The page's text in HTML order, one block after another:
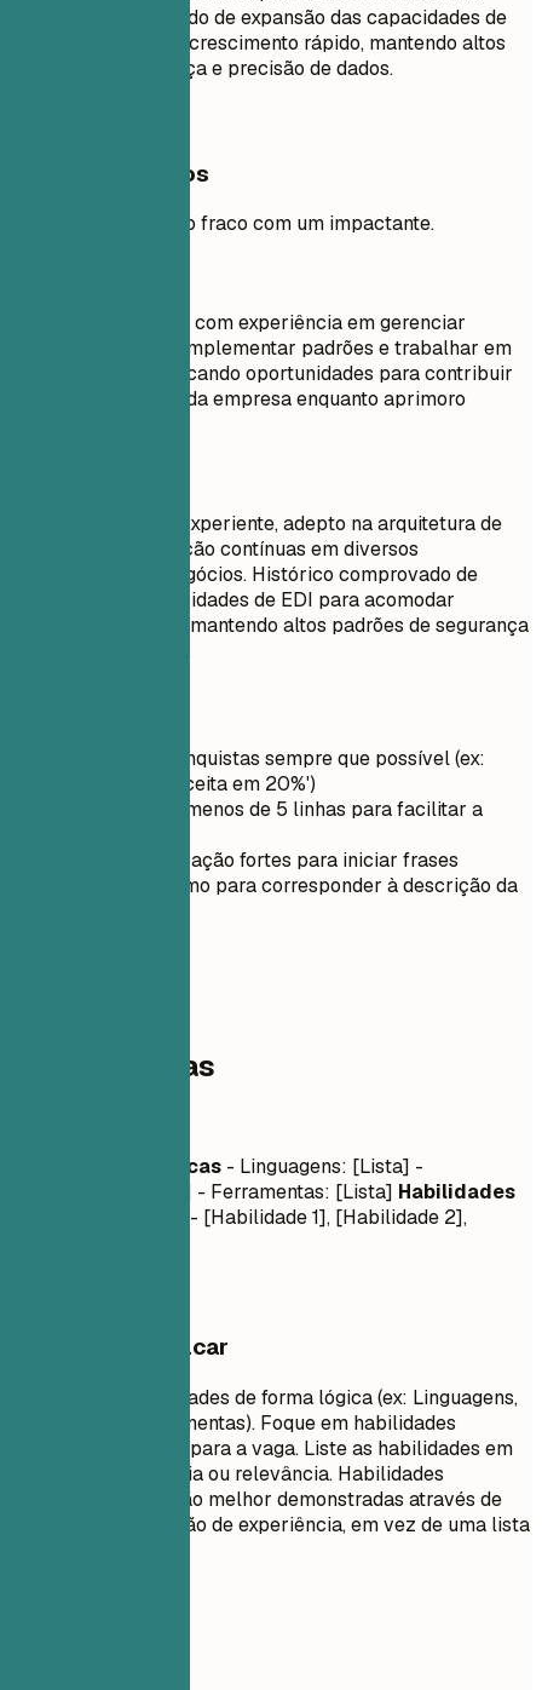
Histórico comprovado de expansão das capacidades de
EDI para acomodar crescimento rápido, mantendo altos
padrões de segurança e precisão de dados.
Exemplos práticos
Compare um resumo fraco com um impactante.
Especialista em EDI com experiência em gerenciar
transações de EDI, implementar padrões e trabalhar em
vários projetos. Buscando oportunidades para contribuir
para o crescimento da empresa enquanto aprimoro
Um Mestre de EDI Experiente, adepto na arquitetura de
soluções de integração contínuas em diversos
ecossistemas de negócios. Histórico comprovado de
expansão das capacidades de EDI para acomodar
crescimento rápido, mantendo altos padrões de segurança
e precisão de dados.
Quantifique conquistas sempre que possível (ex:
'Aumentei a receita em 20%')
Mantenha em menos de 5 linhas para facilitar a
Use verbos de ação fortes para iniciar frases
Adapte o resumo para corresponder à descrição da
Competências
Habilidades Técnicas - Linguagens: [Lista] -
Frameworks: [Lista] - Ferramentas: [Lista] Habilidades
- [Habilidade 1], [Habilidade 2],
O que vale destacar
Agrupe suas habilidades de forma lógica (ex: Linguagens,
Frameworks, Ferramentas). Foque em habilidades
técnicas relevantes para a vaga. Liste as habilidades em
ordem de proficiência ou relevância. Habilidades
comportamentais são melhor demonstradas através de
bullet points na seção de experiência, em vez de uma lista